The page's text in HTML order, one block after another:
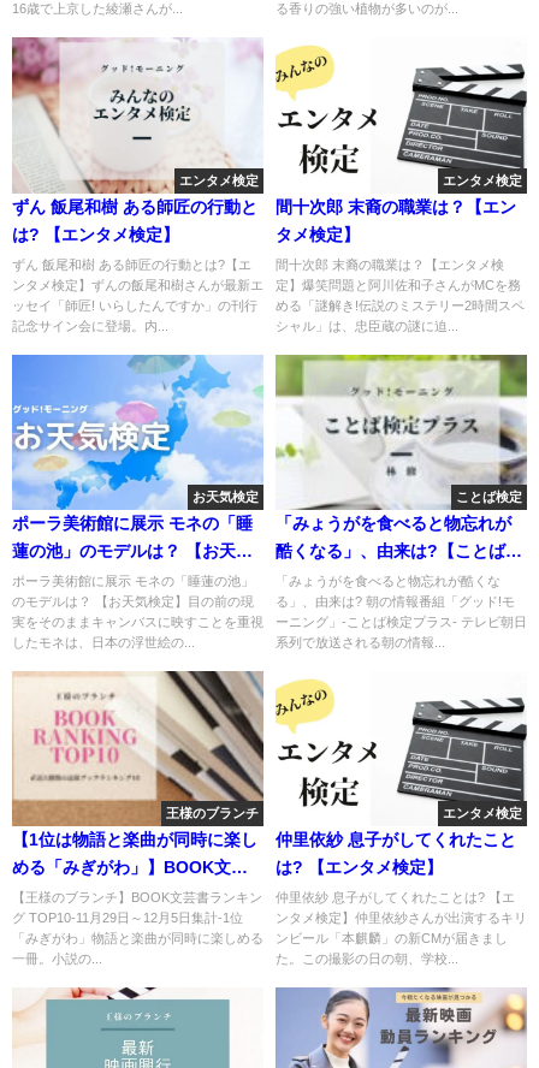
16歳で上京した綾瀬さんが...
る香りの強い植物が多いのが...
エンタメ検定
ずん 飯尾和樹 ある師匠の行動と
は? 【エンタメ検定】
ずん 飯尾和樹 ある師匠の行動とは?【エ
ンタメ検定】ずんの飯尾和樹さんが最新エ
ッセイ「師匠! いらしたんですか」の刊行
記念サイン会に登場。内...
エンタメ検定
間十次郎 末裔の職業は？【エン
タメ検定】
間十次郎 末裔の職業は？【エンタメ検
定】爆笑問題と阿川佐和子さんがMCを務
める「謎解き!伝説のミステリー2時間スペ
シャル」は、忠臣蔵の謎に迫...
お天気検定
ポーラ美術館に展示 モネの「睡
蓮の池」のモデルは？ 【お天気
検定】
ポーラ美術館に展示 モネの「睡蓮の池」
のモデルは？ 【お天気検定】目の前の現
実をそのままキャンバスに映すことを重視
したモネは、日本の浮世絵の...
ことば検定
「みょうがを食べると物忘れが
酷くなる」、由来は?【ことば検
定プラス】
「みょうがを食べると物忘れが酷くな
る」、由来は? 朝の情報番組「グッド!モ
ーニング」-ことば検定プラス- テレビ朝日
系列で放送される朝の情報...
王様のブランチ
【1位は物語と楽曲が同時に楽し
める「みぎがわ」】BOOK文芸
書ランキング
【王様のブランチ】BOOK文芸書ランキン
グ TOP10-11月29日～12月5日集計-1位
「みぎがわ」物語と楽曲が同時に楽しめる
一冊。小説の...
エンタメ検定
仲里依紗 息子がしてくれたこと
は? 【エンタメ検定】
仲里依紗 息子がしてくれたことは? 【エ
ンタメ検定】仲里依紗さんが出演するキリ
ンビール「本麒麟」の新CMが届きまし
た。この撮影の日の朝、学校...